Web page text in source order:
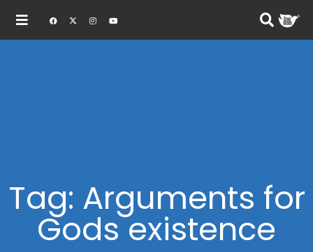
Tag: Arguments for
Gods existence